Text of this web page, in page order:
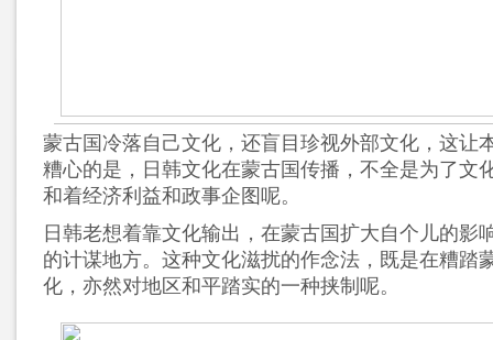
蒙古国冷落自己文化，还盲目珍视外部文化，这让
糟心的是，日韩文化在蒙古国传播，不全是为了文
和着经济利益和政事企图呢。
日韩老想着靠文化输出，在蒙古国扩大自个儿的影
的计谋地方。这种文化滋扰的作念法，既是在糟踏
化，亦然对地区和平踏实的一种挟制呢。